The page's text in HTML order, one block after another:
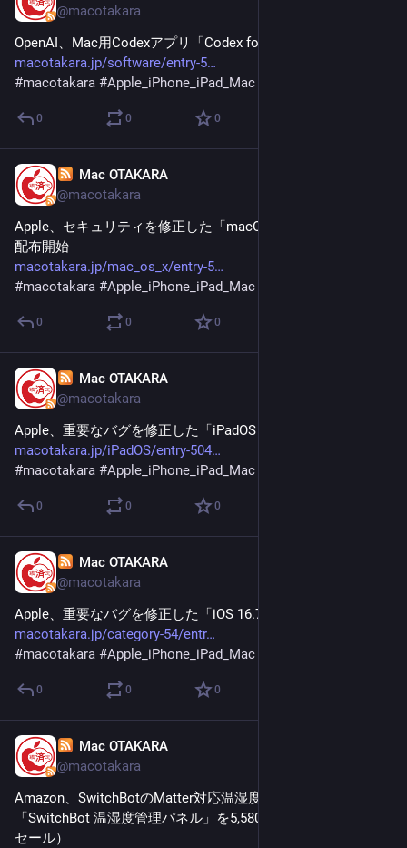
@macotakara
OpenAI、Mac用Codexアプリ「Codex for macOS」をリリース
macotakara.jp/software/entry-5
#macotakara #Apple_iPhone_iPad_Mac
0 0 0
Mac OTAKARA
@macotakara
Apple、セキュリティを修正した「macOS Big Sur 11.7.11」を
配布開始
macotakara.jp/mac_os_x/entry-5
#macotakara #Apple_iPhone_iPad_Mac
0 0 0
Mac OTAKARA
@macotakara
Apple、重要なバグを修正した「iPadOS 16.7.14」を配布開始
macotakara.jp/iPadOS/entry-504
#macotakara #Apple_iPhone_iPad_Mac
0 0 0
Mac OTAKARA
@macotakara
Apple、重要なバグを修正した「iOS 16.7.14」を配布開始
macotakara.jp/category-54/entr
#macotakara #Apple_iPhone_iPad_Mac
0 0 0
Mac OTAKARA
@macotakara
Amazon、SwitchBotのMatter対応温湿度管理パネル
「SwitchBot 温湿度管理パネル」を5,580円で販売中（タイム
セール）